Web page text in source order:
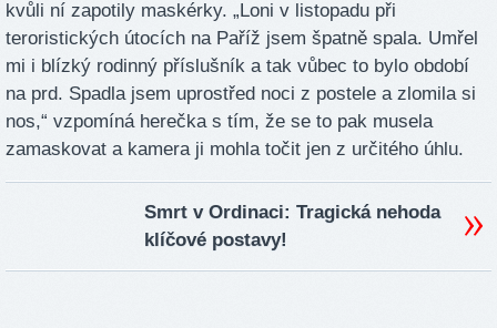
kvůli ní zapotily maskérky. „Loni v listopadu při
teroristických útocích na Paříž jsem špatně spala. Umřel
mi i blízký rodinný příslušník a tak vůbec to bylo období
na prd. Spadla jsem uprostřed noci z postele a zlomila si
nos,“ vzpomíná herečka s tím, že se to pak musela
zamaskovat a kamera ji mohla točit jen z určitého úhlu.
Smrt v Ordinaci: Tragická nehoda
klíčové postavy!